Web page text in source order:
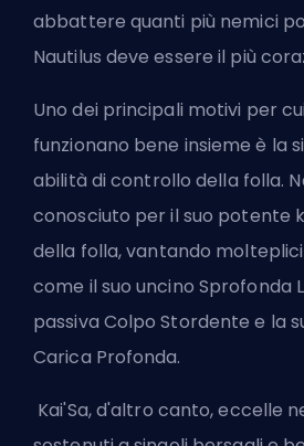
abbattere quanti più nemici
Nautilus deve essere il più
Uno dei principali motivi per
funzionano bene insieme è la
abilità di controllo della folla.
conosciuto per il suo potente
della folla, vantando
come il suo uncino Sprofonda
passiva Colpo Stordente e la
Carica Profonda.
Kai'Sa, d'altro canto, eccelle